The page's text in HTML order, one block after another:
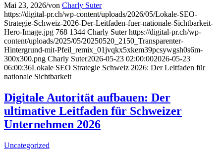
Mai 23, 2026/von Charly Suter
https://digital-pr.ch/wp-content/uploads/2026/05/Lokale-SEO-
Strategie-Schweiz-2026-Der-Leitfaden-fuer-nationale-Sichtbarkeit-
Hero-Image.jpg 768 1344 Charly Suter https://digital-pr.ch/wp-
content/uploads/2025/05/20250520_2150_Transparenter-
Hintergrund-mit-Pfeil_remix_01jvqkx5xkem39pcsywgsh0s6m-
300x300.png Charly Suter2026-05-23 02:00:002026-05-23
06:00:36Lokale SEO Strategie Schweiz 2026: Der Leitfaden für
nationale Sichtbarkeit
Digitale Autorität aufbauen: Der
ultimative Leitfaden für Schweizer
Unternehmen 2026
Uncategorized